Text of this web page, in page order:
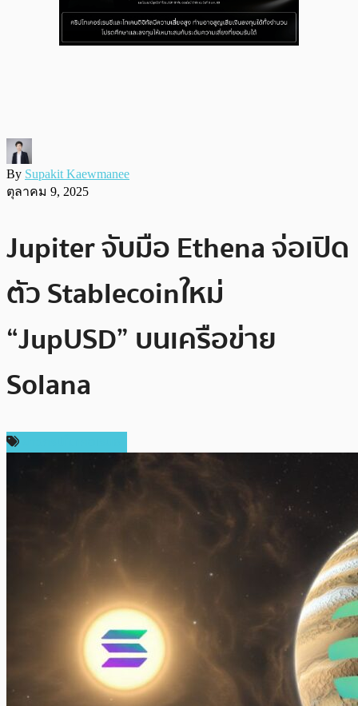
By Supakit Kaewmanee
ตุลาคม 9, 2025
Jupiter จับมือ Ethena จ่อเปิด
ตัว Stablecoinใหม่
“JupUSD” บนเครือข่าย
Solana